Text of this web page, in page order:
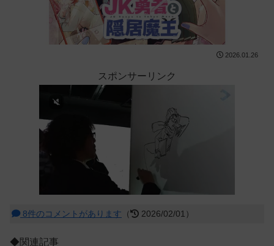
2026.01.26
スポンサーリンク
8件のコメントがあります （ 2026/02/01）
◆関連記事